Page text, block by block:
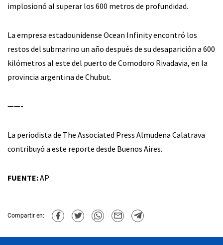
implosionó al superar los 600 metros de profundidad.
La empresa estadounidense Ocean Infinity encontró los
restos del submarino un año después de su desaparición a 600
kilómetros al este del puerto de Comodoro Rivadavia, en la
provincia argentina de Chubut.
——-
La periodista de The Associated Press Almudena Calatrava
contribuyó a este reporte desde Buenos Aires.
FUENTE:AP
Compartir en: